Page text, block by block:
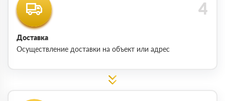
Доставка
Осуществление доставки на объект или адрес